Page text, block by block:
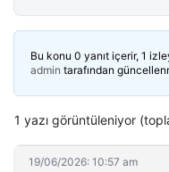
Bu konu 0 yanıt içerir, 1
admin tarafından
1 yazı görüntüleniyor
19/06/2026: 10:57 am